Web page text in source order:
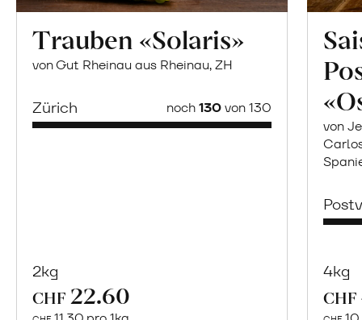
Trauben «Solaris»
von Gut Rheinau aus Rheinau, ZH
Zürich noch130von 130
2kg
CHF 22.60
von
4kg
CHF